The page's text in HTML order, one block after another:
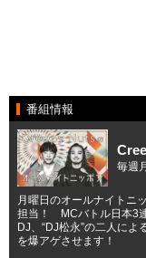
番組情報
毎週
月曜日のオールナイトニ
担当！ MCバトル日本3
DJ、“DJ松永”の二人に
を爆アゲさせます！